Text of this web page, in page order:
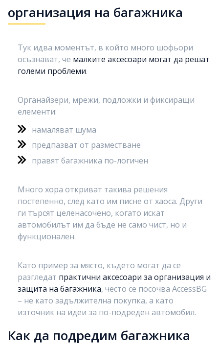
организация на багажника
Тук идва моментът, в който много шофьори
осъзнават, че малките аксесоари могат да решат
големи проблеми.
Органайзери, мрежи, подложки и фиксиращи
елементи:
намаляват шума
предпазват от разместване
правят багажника по-логичен
Много хора откриват такива решения
постепенно, след като им писне от хаоса. Други
ги търсят целенасочено, когато искат
автомобилът им да бъде не само чист, но и
функционален.
Като пример за място, където могат да се
разгледат практични аксесоари за организация и
защита на багажника, често се посочва AccessBG
– не като задължителна покупка, а като
източник на идеи за по-подреден автомобил.
Как да подредим багажника